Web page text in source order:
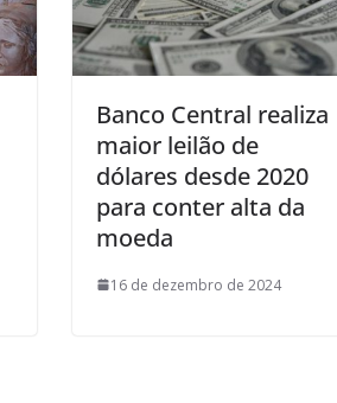
Banco Central realiza
maior leilão de
dólares desde 2020
para conter alta da
moeda
16 de dezembro de 2024